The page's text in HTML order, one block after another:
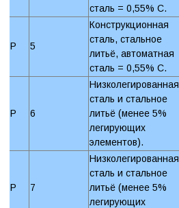
сталь = 0,55% C.
P 5
Конструкционная
сталь, стальное
литьё, автоматная
сталь = 0,55% C.
P 6
Низколегированная
сталь и стальное
литьё (менее 5%
легирующих
элементов).
P 7
Низколегированная
сталь и стальное
литьё (менее 5%
легирующих